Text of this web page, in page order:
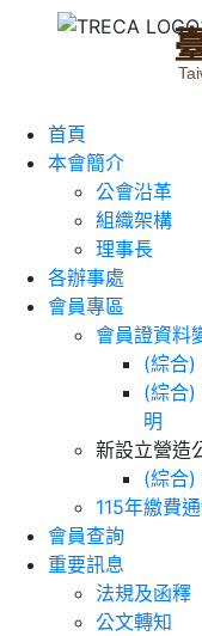
首頁
本會簡介
公會沿革
組織架構
理事長
各辦事處
會員專區
會員證資料
(綜合)
(綜合)
明
新設立營造
(綜合)
115年繳費
會員查詢
重要訊息
法規及函釋
公文轉知